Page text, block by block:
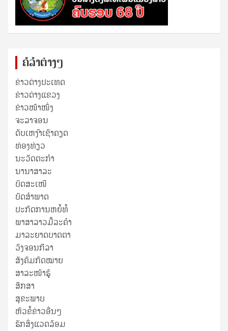
ຄໍລຳຕ່າງໆ
ຂ່າວຕ່າງປະເທດ
ຂ່າວ​ຕ່າງ​ແຂວງ
ຂ່າວໜ້າໜຶ່ງ
ຈະລາຈອນ
ດັບເຫງົາເຊົາຄຽດ
ທ່ອງທ່ຽວ
ນະວັດຕະກໍາ
ນານາສາລະ
ບົດສະເໜີ
ບົດສໍາພາດ
ປະກົດການຫຍໍ້ທໍ້
ພາສາລາວມື້ລະຄຳ
ມາລະຍາດບາດຕາ
ວົງຈອນກີລາ
ສັງຄົມກົດໝາຍ
ສາລະໜ້າຮູ້
ສຶກສາ
ສຸ​ຂະ​ພາບ
ຫົວຂໍ້ຂ່າວອື່ນໆ
ຮັກສິ່ງແວດລ້ອມ